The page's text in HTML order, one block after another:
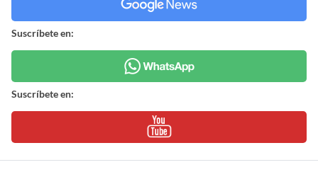
Suscríbete en:
Suscríbete en: